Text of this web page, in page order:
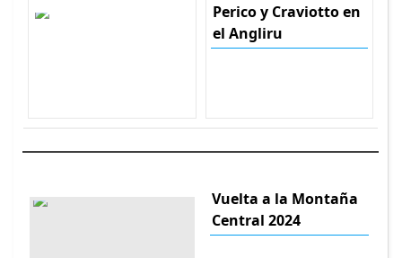
Perico y Craviotto en
el Angliru
Vuelta a la Montaña
Central 2024